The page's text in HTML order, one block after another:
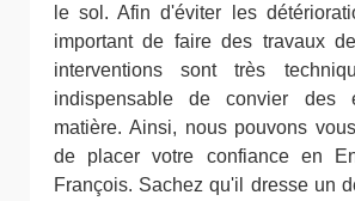
le sol. Afin d'éviter les
important de faire des travaux
interventions sont très
indispensable de convier des
matière. Ainsi, nous pouvons
de placer votre confiance en
François. Sachez qu'il dresse un